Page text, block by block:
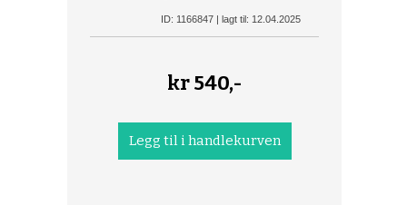
ID: 1166847 | lagt til: 12.04.2025
kr540,-